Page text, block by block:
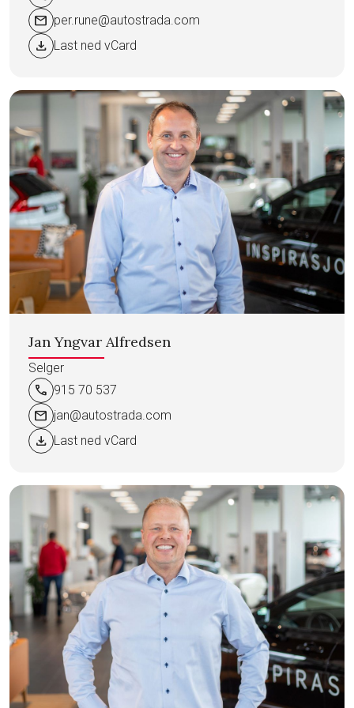
mail per.rune@autostrada.com
download Last ned vCard
Jan Yngvar Alfredsen
Selger
call 915 70 537
mail jan@autostrada.com
download Last ned vCard